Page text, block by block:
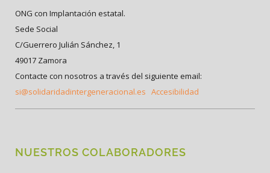
ONG con Implantación estatal.
Sede Social
C/Guerrero Julián Sánchez, 1
49017 Zamora
Contacte con nosotros a través del siguiente email:
si@solidaridadintergeneracional.es Accesibilidad
NUESTROS COLABORADORES